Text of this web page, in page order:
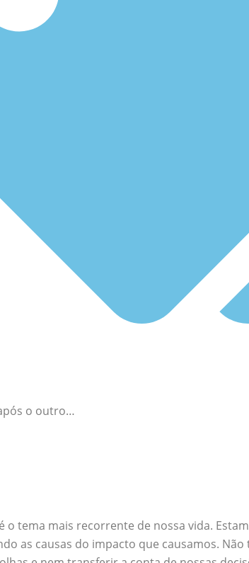
o outro…
o tema mais recorrente de nossa vida.
as causas do impacto que causamos.